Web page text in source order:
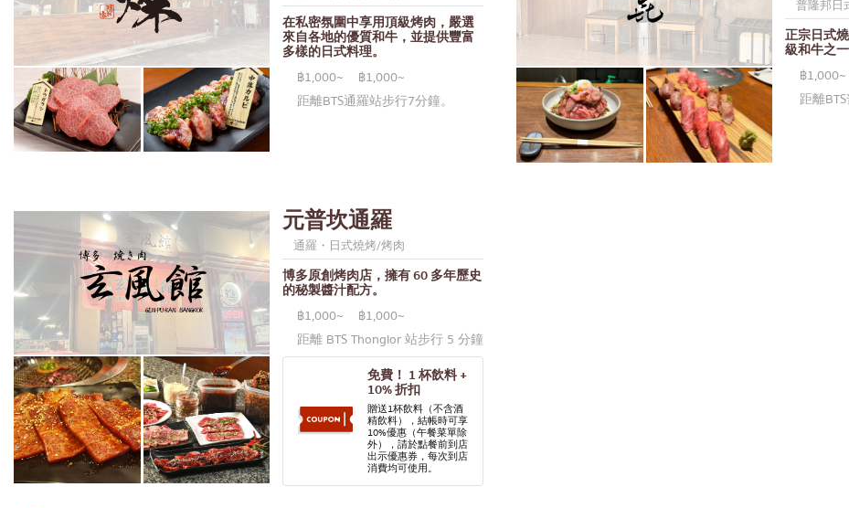
中央世界
暖武里府
清邁
拉差帕拉奧
北欖府
塔尼亞
拉瑪三世
拉瑪四世
其他
在私密氛圍中享用頂級烤肉，嚴選
來自各地的優質和牛，並提供豐富
多樣的日式料理。
฿1,000~
฿1,000~
距離BTS通羅站步行7分鐘。
普隆邦日
正宗日式
級和牛之
฿1,000~
距離
元普坎通羅
通羅・日式燒烤/烤肉
博多原創烤肉店，擁有 60 多年歷史
的秘製醬汁配方。
฿1,000~
฿1,000~
距離 BTS Thonglor 站步行 5 分鐘
免費！ 1 杯飲料 +
10% 折扣
贈送1杯飲料（不含酒
精飲料），結帳時可享
10%優惠（午餐菜單除
外），請於點餐前到店
出示優惠券，每次到店
消費均可使用。